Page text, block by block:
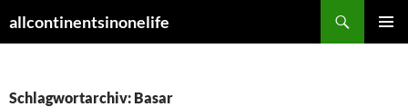
Inhalt
allcontinentsinonelife
Schlagwortarchiv: Basar